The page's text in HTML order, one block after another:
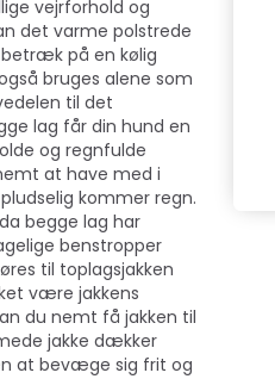
vejrforhold og
det varme polstrede
på en kølig
bruges alene som
til det
lag får din hund en
og regnfulde
at have med i
kommer regn.
begge lag har
benstropper
til toplagsjakken
være jakkens
du nemt få jakken til
jakke dækker
at bevæge sig frit og